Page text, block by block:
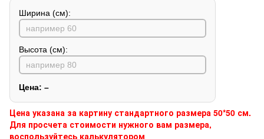
Ширина (см):
Высота (см):
Цена: –
Цена указана за картину стандартного размера 50*50 см.
Для просчета стоимости нужного вам размера,
воспользуйтесь калькулятором